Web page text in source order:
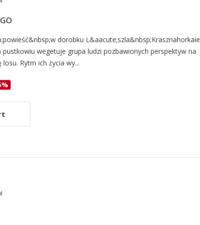
dorobku
pustkowiu wegetuje grupa ludzi pozbawionych perspektyw na
Rytm ich życia wy...